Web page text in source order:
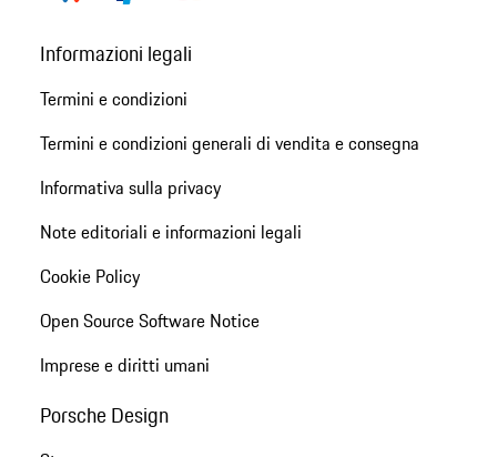
Informazioni legali
Termini e condizioni
Termini e condizioni generali di vendita e consegna
Informativa sulla privacy
Note editoriali e informazioni legali
Cookie Policy
Open Source Software Notice
Imprese e diritti umani
Porsche Design